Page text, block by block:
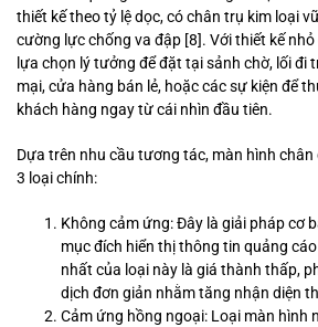
thiết kế theo tỷ lệ dọc, có chân trụ kim loại
cường lực chống va đập [8]. Với thiết kế
lựa chọn lý tưởng để đặt tại sảnh chờ, lối
mại, cửa hàng bán lẻ, hoặc các sự kiện để
khách hàng ngay từ cái nhìn đầu tiên.
Dựa trên nhu cầu tương tác, màn hình
3 loại chính:
Không cảm ứng: Đây là giải pháp cơ
mục đích hiển thị thông tin quảng
nhất của loại này là giá thành thấp,
dịch đơn giản nhằm tăng nhận diện
Cảm ứng hồng ngoại: Loại màn hình